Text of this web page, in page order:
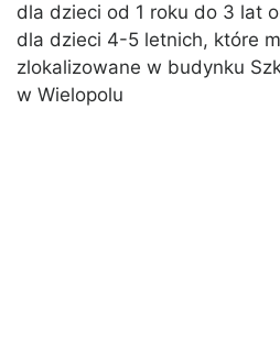
dla dzieci od 1 roku do 3 lat
dla dzieci 4-5 letnich, które
zlokalizowane w budynku
w Wielopolu